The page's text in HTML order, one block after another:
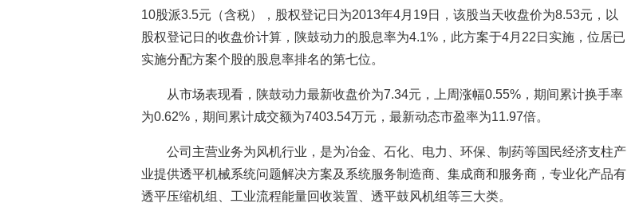
10股派3.5元（含税），股权登记日为2013年4月19日，该股当天收盘价为8.53元，以
股权登记日的收盘价计算，陕鼓动力的股息率为4.1%，此方案于4月22日实施，位居已
实施分配方案个股的股息率排名的第七位。
从市场表现看，陕鼓动力最新收盘价为7.34元，上周涨幅0.55%，期间累计换手率
为0.62%，期间累计成交额为7403.54万元，最新动态市盈率为11.97倍。
公司主营业务为风机行业，是为冶金、石化、电力、环保、制药等国民经济支柱产
业提供透平机械系统问题解决方案及系统服务制造商、集成商和服务商，专业化产品有
透平压缩机组、工业流程能量回收装置、透平鼓风机组等三大类。